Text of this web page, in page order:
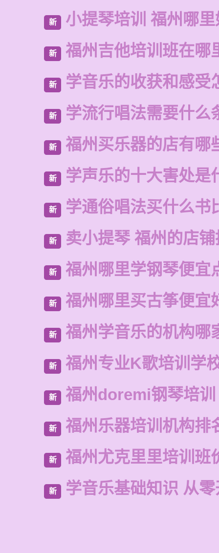
新 小提琴培训 福州哪
新 福州吉他培训班在哪
新 学音乐的收获和感受
新 学流行唱法需要什么
新 福州买乐器的店有哪
新 学声乐的十大害处是
新 学通俗唱法买什么书
新 卖小提琴 福州的店
新 福州哪里学钢琴便宜
新 福州哪里买古筝便宜
新 福州学音乐的机构哪
新 福州专业K歌培训学
新 福州doremi钢琴培训
新 福州乐器培训机构排
新 福州尤克里里培训班
新 学音乐基础知识 从